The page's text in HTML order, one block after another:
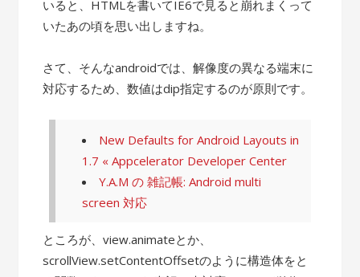
いると、HTMLを書いてIE6で見ると崩れまくって
いたあの頃を思い出しますね。
さて、そんなandroidでは、解像度の異なる端末に
対応するため、数値はdip指定するのが原則です。
New Defaults for Android Layouts in
1.7 « Appcelerator Developer Center
Y.A.M の 雑記帳: Android multi
screen 対応
ところが、view.animateとか、
scrollView.setContentOffsetのように構造体をと